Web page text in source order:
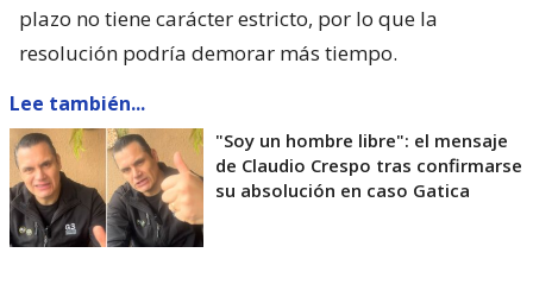
plazo no tiene carácter estricto, por lo que la
resolución podría demorar más tiempo.
Lee también...
"Soy un hombre libre": el mensaje
de Claudio Crespo tras confirmarse
su absolución en caso Gatica